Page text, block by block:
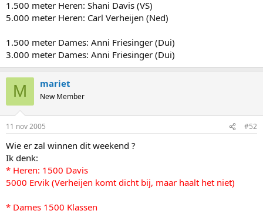
1.500 meter Heren: Shani Davis (VS)
5.000 meter Heren: Carl Verheijen (Ned)
1.500 meter Dames: Anni Friesinger (Dui)
3.000 meter Dames: Anni Friesinger (Dui)
M mariet
New Member
11 nov 2005 #52
Wie er zal winnen dit weekend ?
Ik denk:
* Heren: 1500 Davis
5000 Ervik (Verheijen komt dicht bij, maar haalt het niet)
* Dames 1500 Klassen